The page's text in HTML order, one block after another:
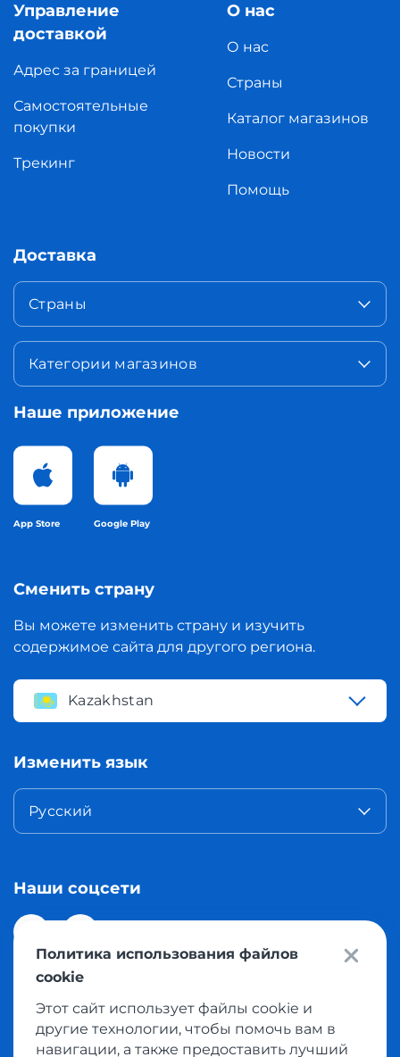
Управление
доставкой
Адрес за границей
Самостоятельные
покупки
Трекинг
О нас
О нас
Страны
Каталог магазинов
Новости
Помощь
Доставка
Страны
Категории магазинов
Наше приложение
App Store Google Play
Сменить страну
Вы можете изменить страну и изучить
содержимое сайта для другого региона.
Kazakhstan
Изменить язык
Русский
Наши соцсети
© 2026 Meest Shopping доставка покупок с интернет
магазинов мира в Казахстан. Все права защищены
Политика использования файлов
cookie
Этот сайт использует файлы cookie и
другие технологии, чтобы помочь вам в
навигации, а также предоставить лучший